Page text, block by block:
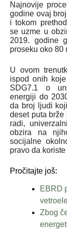
Najnovije
godine ovaj
i tokom
se uzme u
2019. godine
proseku oko 80
U ovom
ispod onih
SDG7.1 o
energiji do
da broj ljudi
deset puta
radi,
obzira na
socijalne
pravo da
Pročitajte još:
EBRD
Zbog